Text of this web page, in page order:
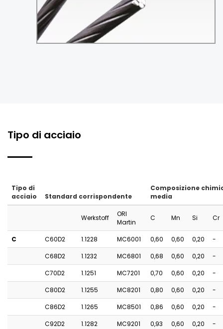
Tipo di acciaio
Tipo di
acciaio
Standard corrispondente
Composizione
media
Werkstoff
ORI
Martin
C Mn Si Cr
C C60D2 1.1228 MC6001 0,60 0,60 0,20
-
C68D2
1.1232 MC6801 0,68 0,60 0,20
-
C70D2
1.1251 MC7201 0,70 0,60 0,20
-
C80D2
1.1255 MC8201 0,80 0,60 0,20
-
C86D2
1.1265 MC8501 0,86 0,60 0,20
-
C92D2
1.1282 MC9201 0,93 0,60 0,20
-